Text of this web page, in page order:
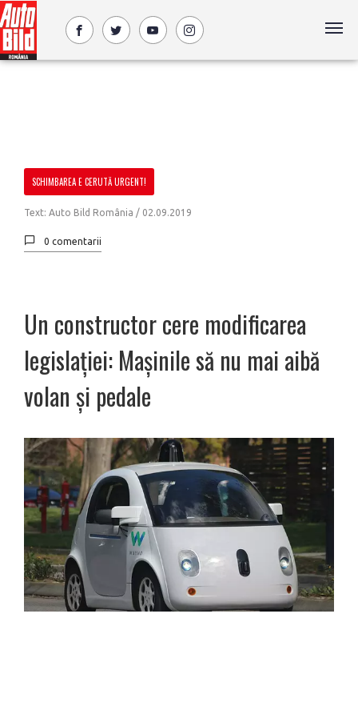
SCHIMBAREA E CERUTĂ URGENT!
Text: Auto Bild România / 02.09.2019
0 comentarii
Un constructor cere modificarea
legislației: Mașinile să nu mai aibă
volan și pedale